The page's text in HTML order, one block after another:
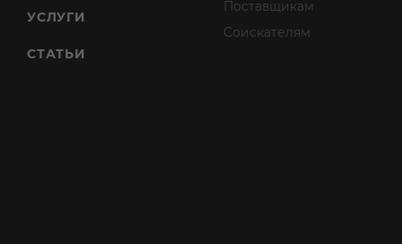
УСЛУГИ
СТАТЬИ
Поставщикам
Соискателям